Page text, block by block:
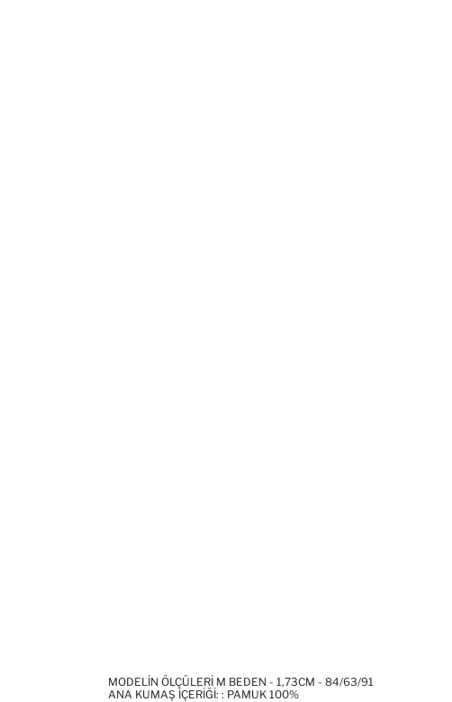
MODELIN ÖLÇÜLERI M BEDEN - 1,73CM - 84/63/91
ANA KUMAŞ İÇERIĞI: : PAMUK 100%